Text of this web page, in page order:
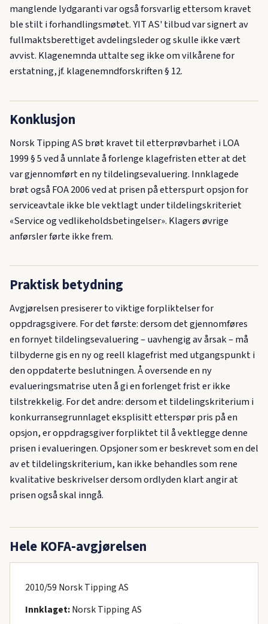
manglende lydgaranti var også forsvarlig ettersom kravet
ble stilt i forhandlingsmøtet. YIT AS' tilbud var signert av
fullmaktsberettiget avdelingsleder og skulle ikke vært
avvist. Klagenemnda uttalte seg ikke om vilkårene for
erstatning, jf. klagenemndforskriften § 12.
Konklusjon
Norsk Tipping AS brøt kravet til etterprøvbarhet i LOA
1999 § 5 ved å unnlate å forlenge klagefristen etter at det
var gjennomført en ny tildelingsevaluering. Innklagede
brøt også FOA 2006 ved at prisen på etterspurt opsjon for
serviceavtale ikke ble vektlagt under tildelingskriteriet
«Service og vedlikeholdsbetingelser». Klagers øvrige
anførsler førte ikke frem.
Praktisk betydning
Avgjørelsen presiserer to viktige forpliktelser for
oppdragsgivere. For det første: dersom det gjennomføres
en fornyet tildelingsevaluering – uavhengig av årsak – må
tilbyderne gis en ny og reell klagefrist med utgangspunkt i
den oppdaterte beslutningen. Å oversende en ny
evalueringsmatrise uten å gi en forlenget frist er ikke
tilstrekkelig. For det andre: dersom et tildelingskriterium i
konkurransegrunnlaget eksplisitt etterspør pris på en
opsjon, er oppdragsgiver forpliktet til å vektlegge denne
prisen i evalueringen. Opsjoner som er beskrevet som en del
av et tildelingskriterium, kan ikke behandles som rene
kvalitative beskrivelser dersom ordlyden klart angir at
prisen også skal inngå.
Hele KOFA-avgjørelsen
2010/59 Norsk Tipping AS
Innklaget:Norsk Tipping AS